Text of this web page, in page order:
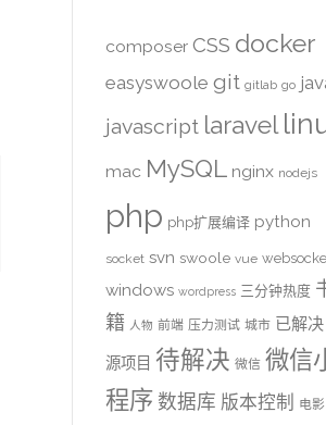
composer CSS docker
easyswoole git gitlab go
javascript laravel
mac MySQL nginx nodejs
php php扩展编译 python
socket svn swoole vue
windows wordpress 三分钟热度
籍 人物 前端 压力测试 城市 已解决
源项目 待解决 微信 微信
程序 数据库 版本控制 电影